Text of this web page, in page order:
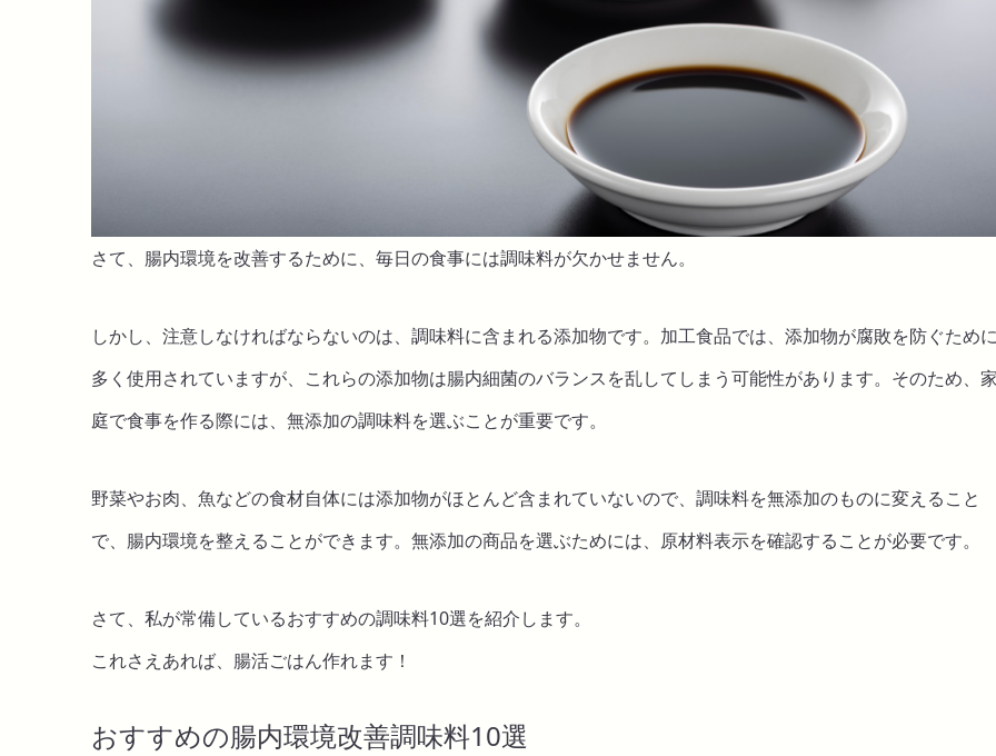
さて、腸内環境を改善するために、毎日の食事には調味料が欠かせません。
しかし、注意しなければならないのは、調味料に含まれる添加物です。加工食品では、添加物が腐敗を防ぐため
多く使用されていますが、これらの添加物は腸内細菌のバランスを乱してしまう可能性があります。そのため、
庭で食事を作る際には、無添加の調味料を選ぶことが重要です。
野菜やお肉、魚などの食材自体には添加物がほとんど含まれていないので、調味料を無添加のものに変えること
で、腸内環境を整えることができます。無添加の商品を選ぶためには、原材料表示を確認することが必要です。
さて、私が常備しているおすすめの調味料10選を紹介します。
これさえあれば、腸活ごはん作れます！
おすすめの腸内環境改善調味料10選